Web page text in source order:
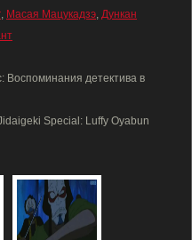
, Масая Мацукадзэ, Дункан
Воспоминания детектива в
Special: Luffy Oyabun